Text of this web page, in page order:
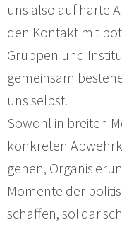
uns also auf harte
den Kontakt mit
Gruppen und
gemeinsam
uns selbst.
Sowohl in breiten
konkreten
gehen,
Momente der
schaffen,